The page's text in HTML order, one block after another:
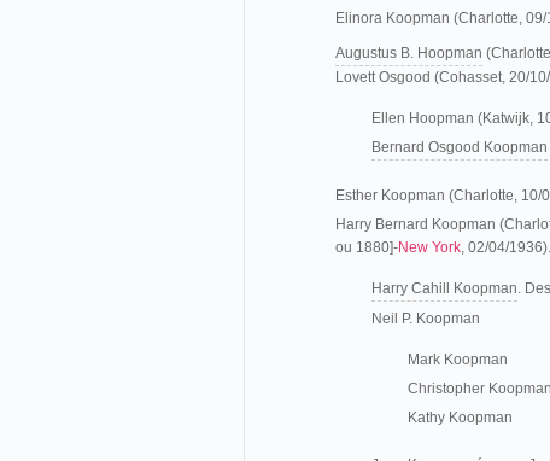
Elinora Koopman (Charlotte,
Augustus B. Hoopman
Lovett Osgood (Cohasset, 20/
Ellen Hoopman (Katwijk,
Bernard Osgood Koopman
Esther Koopman (Charlotte,
Harry Bernard Koopman
ou 1880]-New York, 02/04/
Harry Cahill Koopman.
Neil P. Koopman
Mark Koopman
Christopher Koopman
Kathy Koopman